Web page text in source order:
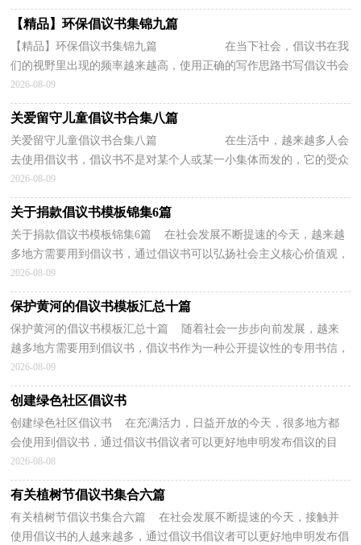
【精品】环保倡议书集锦九篇
【精品】环保倡议书集锦九篇 在当下社会，倡议书在我
们的视野里出现的频率越来越高，使用正确的写作思路书写倡议书会
更加事半功倍。如何写一份恰当的倡议...
2026-08-09
关爱留守儿童倡议书合集八篇
关爱留守儿童倡议书合集八篇 在生活中，越来越多人会
去使用倡议书，倡议书不是对某个人或某一小集体而发的，它的受众
往往是广大群众，或是部门的所有人，或是一...
2026-08-09
关于捐款倡议书模板锦集6篇
关于捐款倡议书模板锦集6篇 在社会发展不断提速的今天，越来越
多地方需要用到倡议书，通过倡议书可以弘扬社会主义核心价值观，
梳理具有奉献爱心的精神，营造一个更美好和谐的社...
2026-08-09
保护黄河的倡议书模板汇总十篇
保护黄河的倡议书模板汇总十篇 随着社会一步步向前发展，越来
越多地方需要用到倡议书，倡议书作为一种公开提议性的专用书信，
其在写作上有一定的规范。但是你知道怎样才能写的...
2026-08-09
创建绿色社区倡议书
创建绿色社区倡议书 在充满活力，日益开放的今天，很多地方都
会使用到倡议书，通过倡议书倡议者可以更好地申明发布倡议的目
的。但是你知道怎样才能写的好吗？以下是小编收集整理...
2026-08-08
有关植树节倡议书集合六篇
有关植树节倡议书集合六篇 在社会发展不断提速的今天，接触并
使用倡议书的人越来越多，通过倡议书倡议者可以更好地申明发布倡